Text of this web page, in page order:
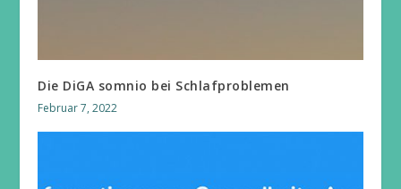
Die DiGA somnio bei Schlafproblemen
Februar 7, 2022